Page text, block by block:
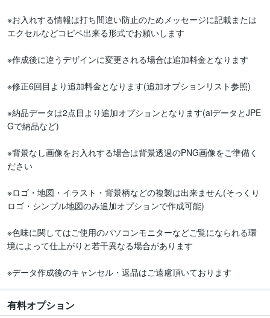
※お入れする情報は打ち間違い防止のためメッセージに記載または
エクセルなどコピペ出来る形式でお願いします
※作成後に違うデザインに変更される場合は追加料金となります
※修正6回目より追加料金となります(追加オプションリスト参照)
※納品データは2点目より追加オプションとなります(aiデータとJPE
Gで納品など)
※背景なし画像をお入れする場合は背景透過のPNG画像をご準備く
ださい
※ロゴ・地図・イラスト・背景柄などの複製は出来ません(そっくり
ロゴ・シンプル地図のみ追加オプションで作成可能)
※色味に関してはご使用のパソコンモニターなどご覧になられる環
境によって仕上がりと若干異なる場合があります
※データ作成後のキャンセル・返品はご遠慮頂いております
有料オプション